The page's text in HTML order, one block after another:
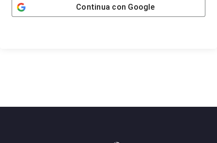
Continua con Google